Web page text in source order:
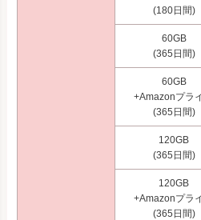
(180日間)
60GB
(365日間)
60GB
+Amazonプラ
(365日間)
120GB
(365日間)
120GB
+Amazonプラ
(365日間)